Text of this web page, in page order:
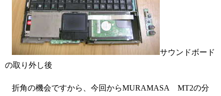
サウンドボード
の取り外し後
折角の機会ですから、今回からMURAMASA MT2の分